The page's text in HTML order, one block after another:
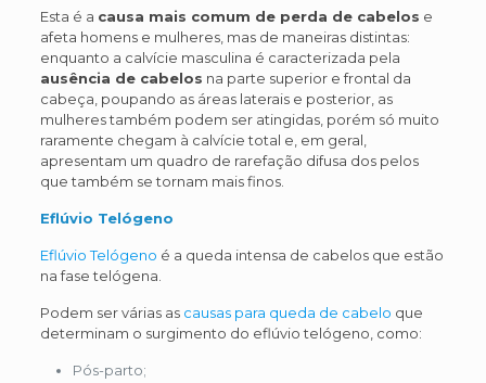
Esta é a causa mais comum de perda de cabelos e
afeta homens e mulheres, mas de maneiras distintas:
enquanto a calvície masculina é caracterizada pela
ausência de cabelos na parte superior e frontal da
cabeça, poupando as áreas laterais e posterior, as
mulheres também podem ser atingidas, porém só muito
raramente chegam à calvície total e, em geral,
apresentam um quadro de rarefação difusa dos pelos
que também se tornam mais finos.
Eflúvio Telógeno
Eflúvio Telógeno é a queda intensa de cabelos que estão
na fase telógena.
Podem ser várias as causas para queda de cabelo que
determinam o surgimento do eflúvio telógeno, como:
Pós-parto;